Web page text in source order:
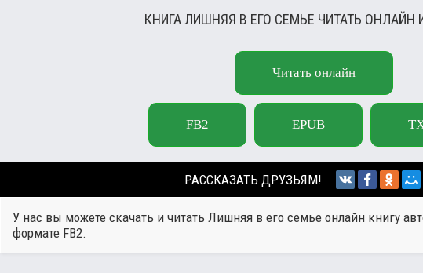
КНИГА ЛИШНЯЯ В ЕГО СЕМЬЕ ЧИТАТЬ ОНЛАЙН
Читать онлайн
FB2 EPUB
РАССКАЗАТЬ ДРУЗЬЯМ!
У нас вы можете скачать и читать Лишняя в его семье онлайн книгу
формате FB2.